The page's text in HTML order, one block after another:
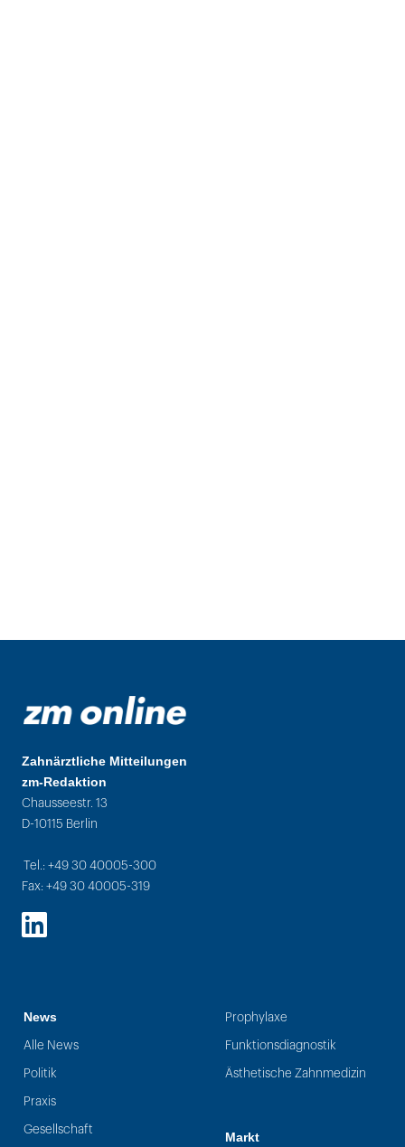
Zahnärztliche Mitteilungen
zm-Redaktion
Chausseestr. 13
D-10115 Berlin
Tel.: +49 30 40005-300
Fax: +49 30 40005-319
LinkedIn
News
Alle News
Politik
Praxis
Gesellschaft
Prophylaxe
Funktionsdiagnostik
Ästhetische Zahnmedizin
Markt